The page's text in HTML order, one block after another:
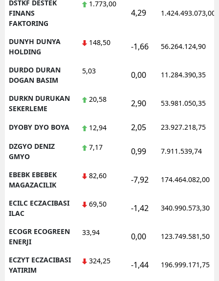
DSTKF DESTEK
FINANS
FAKTORING
1.773,00
4,29 1.424.493.073,00
DUNYH DUNYA
HOLDING
148,50 -1,66 56.264.124,90
DURDO DURAN
DOGAN BASIM
5,03 0,00 11.284.390,35
DURKN DURUKAN
SEKERLEME
20,58 2,90 53.981.050,35
DYOBY DYO BOYA 12,94 2,05 23.927.218,75
DZGYO DENIZ
GMYO
7,17 0,99 7.911.539,74
EBEBK EBEBEK
MAGAZACILIK
82,60 -7,92 174.464.082,00
ECILC ECZACIBASI
ILAC
69,50 -1,42 340.990.573,30
ECOGR ECOGREEN
ENERJI
33,94 0,00 123.749.581,50
ECZYT ECZACIBASI
YATIRIM
324,25 -1,44 196.999.171,75